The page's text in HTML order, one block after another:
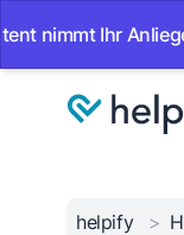
Ihr Anliegen auf –
helpify >